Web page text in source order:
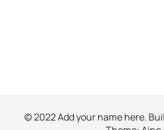
© 2022 Add your name here.